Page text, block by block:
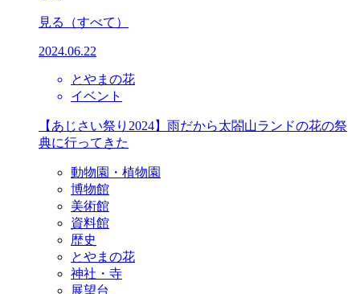
見る （すべて）
2024.06.22
とやまの花
イベント
【あじさい祭り2024】雨だから太閤山ランドの花の祭
典に行ってきた
動物園・植物園
博物館
美術館
資料館
歴史
とやまの花
神社・寺
展望台